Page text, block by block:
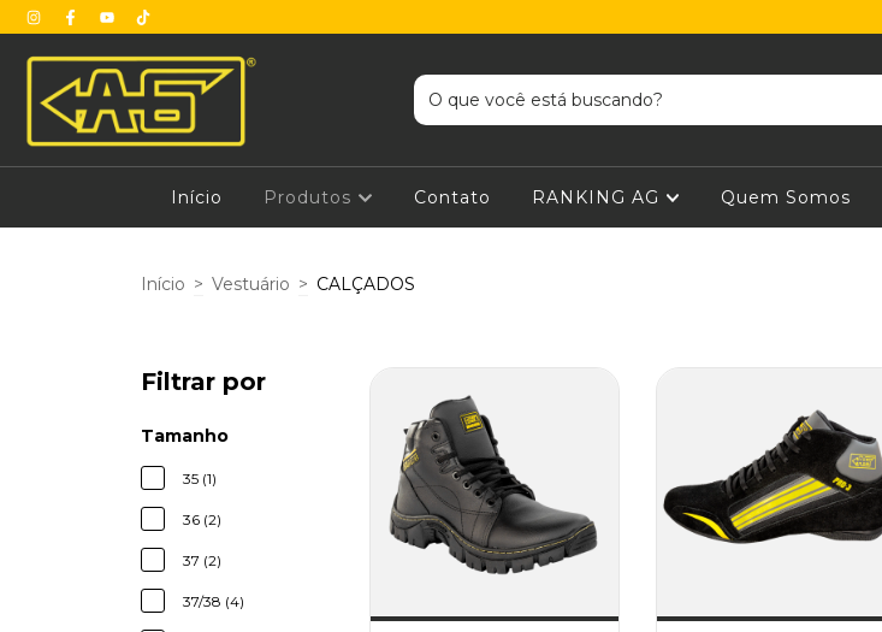
Início Produtos Contato RANKING AG Quem Somos
Início > Vestuário > CALÇADOS
Filtrar por
Tamanho
35 (1)
36 (2)
37 (2)
37/38 (4)